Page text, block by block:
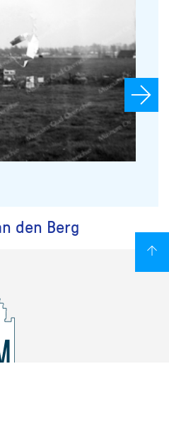
den Berg